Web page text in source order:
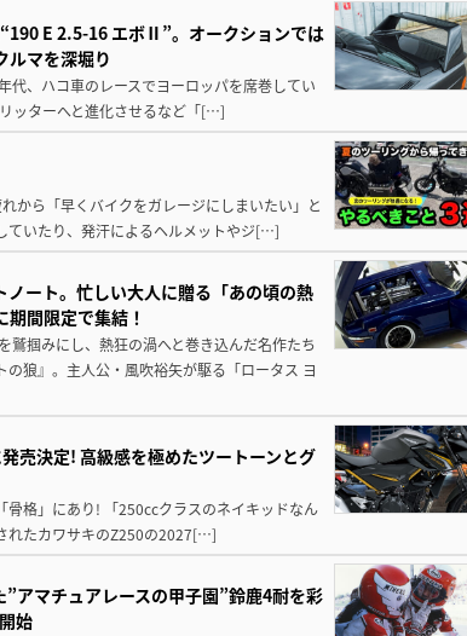
E 2.5-16 エボⅡ”。オークションでは
ルマを深堀り
代、ハコ車のレースでヨーロッパを席巻してい
ッターへと進化させるなど「[…]
から「早くバイクをガレージにしまいたい」と
ていたり、発汗によるヘルメットやジ[…]
ート。忙しい大人に贈る「あの頃の熱
間限定で集結！
鷲掴みにし、熱狂の渦へと巻き込んだ名作たち
狼』。主人公・風吹裕矢が駆る「ロータス ヨ
売決定! 高級感を極めたツートーンとグ
格」にあり! 「250ccクラスのネイキッドなん
れたカワサキのZ250の2027[…]
アマチュアレースの甲子園”鈴鹿4耐を彩
始